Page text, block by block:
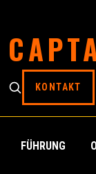
KONTAKT
FÜHRUNG